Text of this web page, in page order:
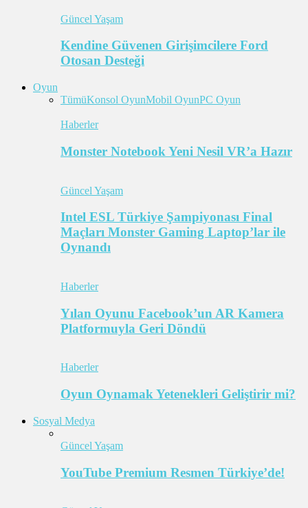
Güncel Yaşam
Kendine Güvenen Girişimcilere Ford
Otosan Desteği
Oyun
TümüKonsol OyunMobil OyunPC Oyun
Haberler
Monster Notebook Yeni Nesil VR’a Hazır
Güncel Yaşam
Intel ESL Türkiye Şampiyonası Final
Maçları Monster Gaming Laptop’lar ile
Oynandı
Haberler
Yılan Oyunu Facebook’un AR Kamera
Platformuyla Geri Döndü
Haberler
Oyun Oynamak Yetenekleri Geliştirir mi?
Sosyal Medya
Güncel Yaşam
YouTube Premium Resmen Türkiye’de!